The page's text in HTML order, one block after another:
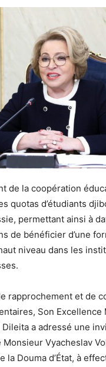
de la coopération
quotas d’étudiants
permettant ainsi à
de bénéficier d’une
niveau dans les
rapprochement et de
Son Excellence
Dileita a adressé une
Vyacheslav
la Douma d’État, à